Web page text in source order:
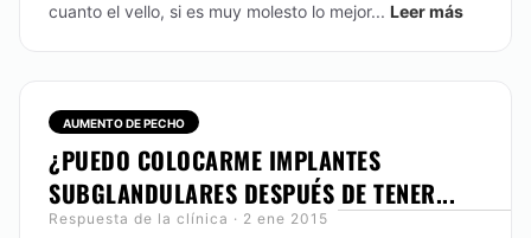
cuanto el vello, si es muy molesto lo mejor... Leer más
AUMENTO DE PECHO
¿PUEDO COLOCARME IMPLANTES
SUBGLANDULARES DESPUÉS DE TENER...
Respuesta de la clínica · 2 ene 2015